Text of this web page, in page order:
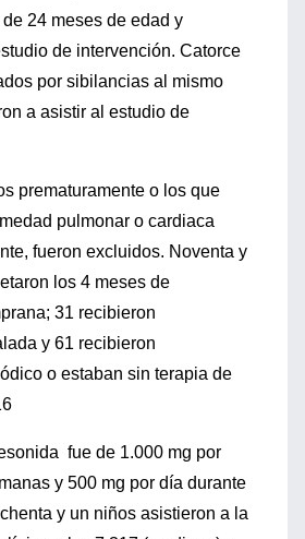
24 meses de edad y
de intervención. Catorce
por sibilancias al mismo
a asistir al estudio de
prematuramente o los que
pulmonar o cardiaca
fueron excluidos. Noventa y
los 4 meses de
31 recibieron
y 61 recibieron
o estaban sin terapia de
fue de 1.000 mg por
y 500 mg por día durante
y un niños asistieron a la